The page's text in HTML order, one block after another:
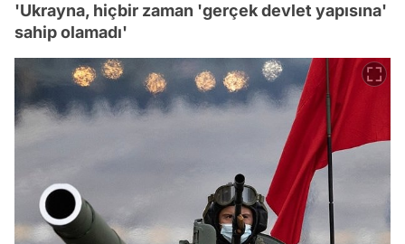
'Ukrayna, hiçbir zaman 'gerçek devlet yapısına'
sahip olamadı'